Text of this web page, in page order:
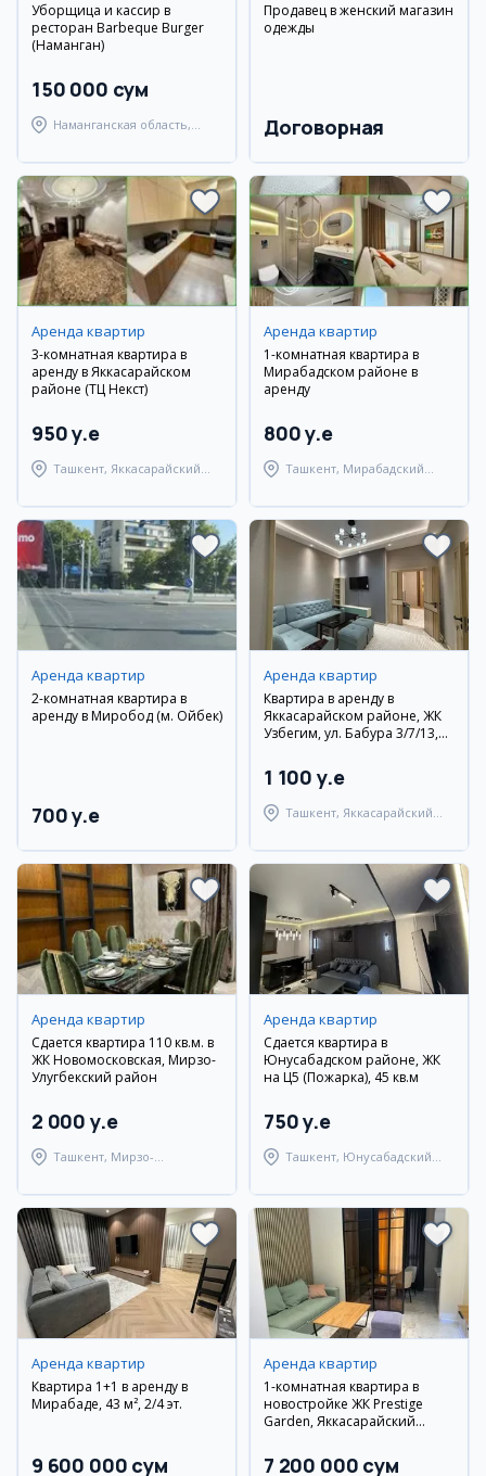
Уборщица и кассир в
ресторан Barbeque Burger
(Наманган)
150 000 сум
Наманганская область,
Продавец в женский магазин
одежды
Договорная
Аренда квартир
3-комнатная квартира в
аренду в Яккасарайском
районе (ТЦ Некст)
950 y.e
Ташкент, Яккасарайский
Аренда квартир
1-комнатная квартира в
Мирабадском районе в
аренду
800 y.e
Ташкент, Мирабадский
Аренда квартир
2-комнатная квартира в
аренду в Миробод (м. Ойбек)
700 y.e
Аренда квартир
Квартира в аренду в
Яккасарайском районе, ЖК
Узбегим, ул. Бабура 3/7/13,
1 100 y.e
Ташкент, Яккасарайский
Аренда квартир
Сдается квартира 110 кв.м. в
ЖК Новомосковская, Мирзо-
Улугбекский район
2 000 y.e
Ташкент, Мирзо-
Аренда квартир
Сдается квартира в
Юнусабадском районе, ЖК
на Ц5 (Пожарка), 45 кв.м
750 y.e
Ташкент, Юнусабадский
Аренда квартир
Квартира 1+1 в аренду в
Мирабаде, 43 м², 2/4 эт.
9 600 000 сум
Аренда квартир
1-комнатная квартира в
новостройке ЖК Prestige
Garden, Яккасарайский
7 200 000 сум